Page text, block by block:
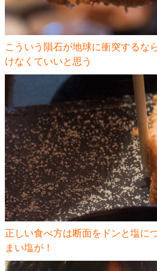
こういう隕石が地球に衝突するな
けなくていいと思う
正しい食べ方は断面をドンと塩
まい塩が！